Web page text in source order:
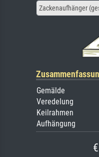
Zackenaufhänger
Gemälde
Veredelung
Keilrahmen
Aufhängung